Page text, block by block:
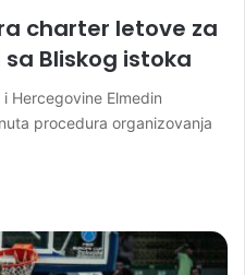
charter letove za
Bliskog istoka
Hercegovine Elmedin
procedura organizovanja